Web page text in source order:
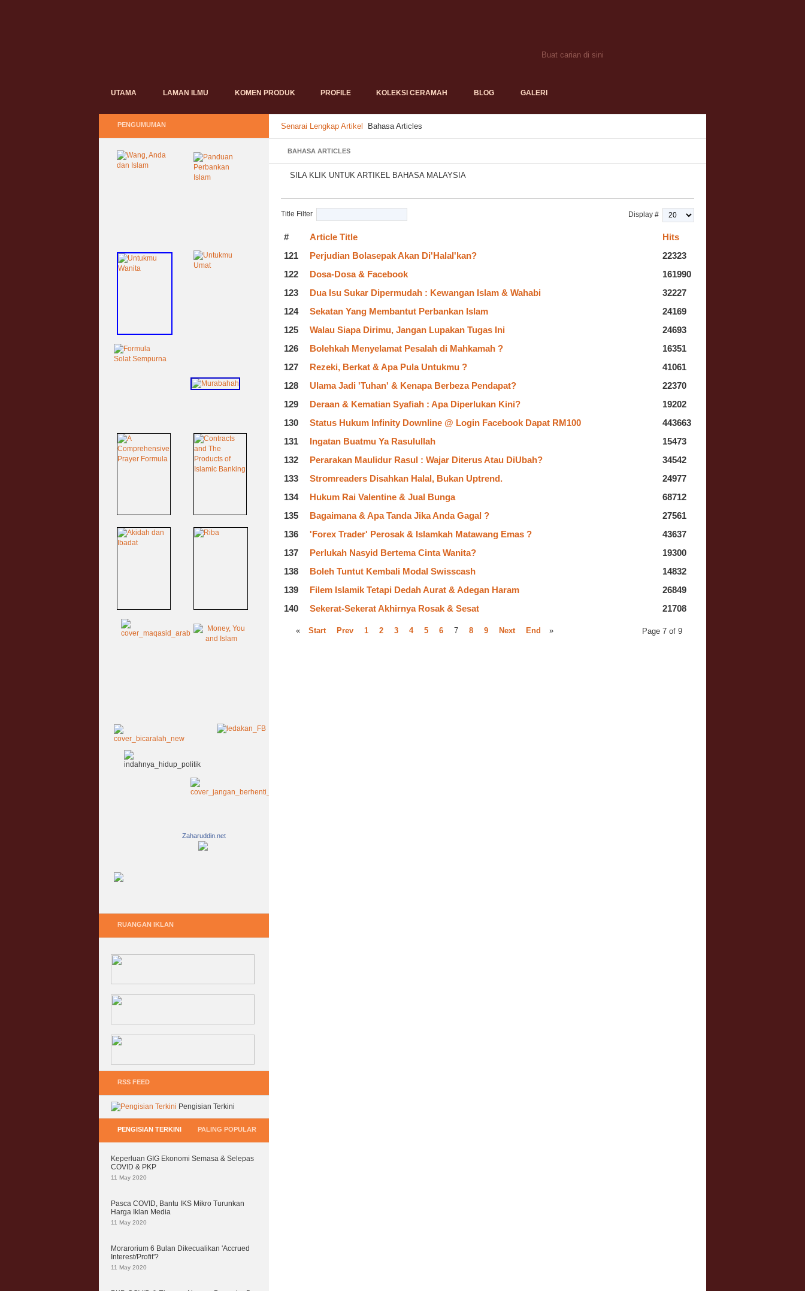
UTAMA LAMAN ILMU KOMEN PRODUK PROFILE KOLEKSI CERAMAH BLOG GALERI
Senarai Lengkap Artikel Bahasa Articles
BAHASA ARTICLES
SILA KLIK UNTUK ARTIKEL BAHASA MALAYSIA
Title Filter Display #
# Article Title
Hits
121
Perjudian Bolasepak Akan Di'Halal'kan?
22323
122
Dosa-Dosa & Facebook
161990
123
Dua Isu Sukar Dipermudah : Kewangan Islam & Wahabi
32227
124
Sekatan Yang Membantut Perbankan Islam
24169
125
Walau Siapa Dirimu, Jangan Lupakan Tugas Ini
24693
126
Bolehkah Menyelamat Pesalah di Mahkamah ?
16351
127
Rezeki, Berkat & Apa Pula Untukmu ?
41061
128
Ulama Jadi 'Tuhan' & Kenapa Berbeza Pendapat?
22370
129
Deraan & Kematian Syafiah : Apa Diperlukan Kini?
19202
130
Status Hukum Infinity Downline @ Login Facebook Dapat RM100
443663
131
Ingatan Buatmu Ya Rasulullah
15473
132
Perarakan Maulidur Rasul : Wajar Diterus Atau DiUbah?
34542
133
Stromreaders Disahkan Halal, Bukan Uptrend.
24977
134
Hukum Rai Valentine & Jual Bunga
68712
135
Bagaimana & Apa Tanda Jika Anda Gagal ?
27561
136
'Forex Trader' Perosak & Islamkah Matawang Emas ?
43637
137
Perlukah Nasyid Bertema Cinta Wanita?
19300
138
Boleh Tuntut Kembali Modal Swisscash
14832
139
Filem Islamik Tetapi Dedah Aurat & Adegan Haram
26849
140
Sekerat-Sekerat Akhirnya Rosak & Sesat 21708
Page 7 of 9
« Start Prev 1 2 3 4 5 6 7 8 9 Next End »
PENGUMUMAN
Zaharuddin.net
RUANGAN IKLAN
RSS FEED
Pengisian Terkini
PENGISIAN TERKINI PALING POPULAR
Keperluan GIG Ekonomi Semasa & Selepas
COVID & PKP
11 May 2020
Pasca COVID, Bantu IKS Mikro Turunkan
Harga Iklan Media
11 May 2020
Morarorium 6 Bulan Dikecualikan 'Accrued
Interest/Profit'?
11 May 2020